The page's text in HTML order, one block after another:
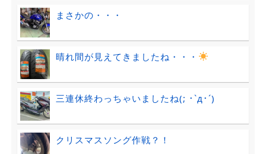
まさかの・・・
晴れ間が見えてきましたね・・・
三連休終わっちゃいましたね(; ･`д･´)
クリスマスソング作戦？！